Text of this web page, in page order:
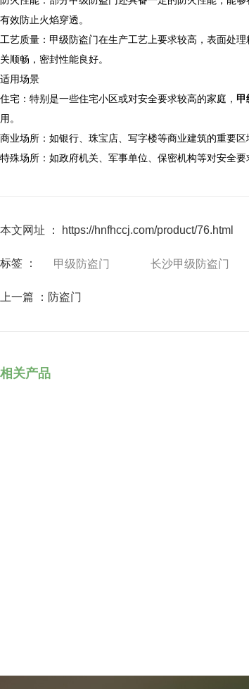
有效防止火焰穿透。
工艺质量：甲级防盗门在生产工艺上要求较高，表面处
关顺畅，密封性能良好。
适用场景
住宅：特别是一些住宅小区或对安全要求较高的家庭， 甲
用。
商业场所：如银行、珠宝店、写字楼等商业建筑的重要
特殊场所：如政府机关、军事单位、保密机构等对安全要
本文网址 ： https://hnfhccj.com/product/76.html
标签 ： 甲级防盗门 长沙甲级防盗门
上一篇 ： 防盗门
相关产品